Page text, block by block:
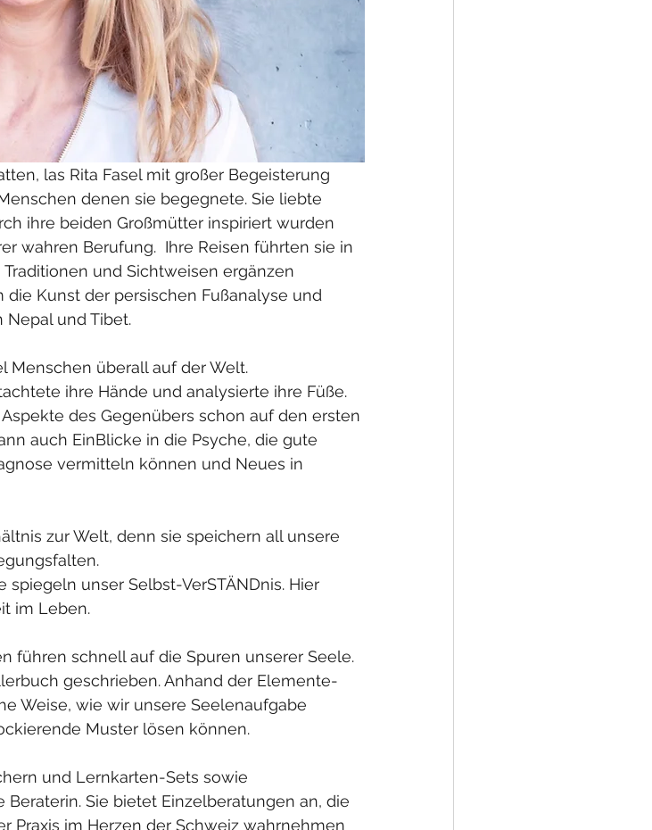
las Rita Fasel mit großer Begeisterung
denen sie begegnete. Sie liebte
ihre beiden Großmütter inspiriert wurden
wahren Berufung.  Ihre Reisen führten sie in
und Sichtweisen ergänzen
Kunst der persischen Fußanalyse und
Nepal und Tibet.
Menschen überall auf der Welt.
ihre Hände und analysierte ihre Füße.
des Gegenübers schon auf den ersten
auch EinBlicke in die Psyche, die gute
vermitteln können und Neues in
zur Welt, denn sie speichern all unsere
unser Selbst-VerSTÄNDnis. Hier
im Leben.
führen schnell auf die Spuren unserer Seele.
geschrieben. Anhand der Elemente-
Weise, wie wir unsere Seelenaufgabe
Muster lösen können.
und Lernkarten-Sets sowie
Sie bietet Einzelberatungen an, die
Praxis im Herzen der Schweiz wahrnehmen